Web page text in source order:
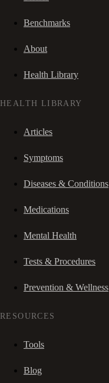
Benchmarks
About
Health Library
HEALTH LIBRARY
Articles
Symptoms
Diseases & Conditions
Medications
Mental Health
Tests & Procedures
Prevention & Wellness
RESOURCES
Tools
Blog